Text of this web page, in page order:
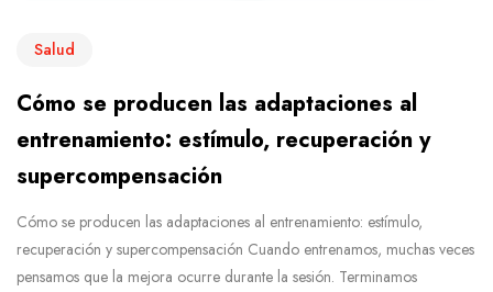
Salud
Cómo se producen las adaptaciones al
entrenamiento: estímulo, recuperación y
supercompensación
Cómo se producen las adaptaciones al entrenamiento: estímulo,
recuperación y supercompensación Cuando entrenamos, muchas veces
pensamos que la mejora ocurre durante la sesión. Terminamos